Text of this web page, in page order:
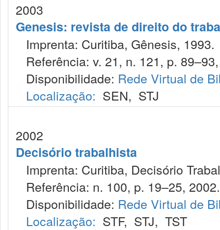
2003
Genesis: revista de direito do
Imprenta: Curitiba, Gênesis, 1993.
Referência: v. 21, n. 121, p.
Disponibilidade: Rede Virtual de
Localização: SEN, STJ
2002
Decisório trabalhista
Imprenta: Curitiba, Decisório
Referência: n. 100, p. 19–25, 2002.
Disponibilidade: Rede Virtual de
Localização: STF, STJ, TST